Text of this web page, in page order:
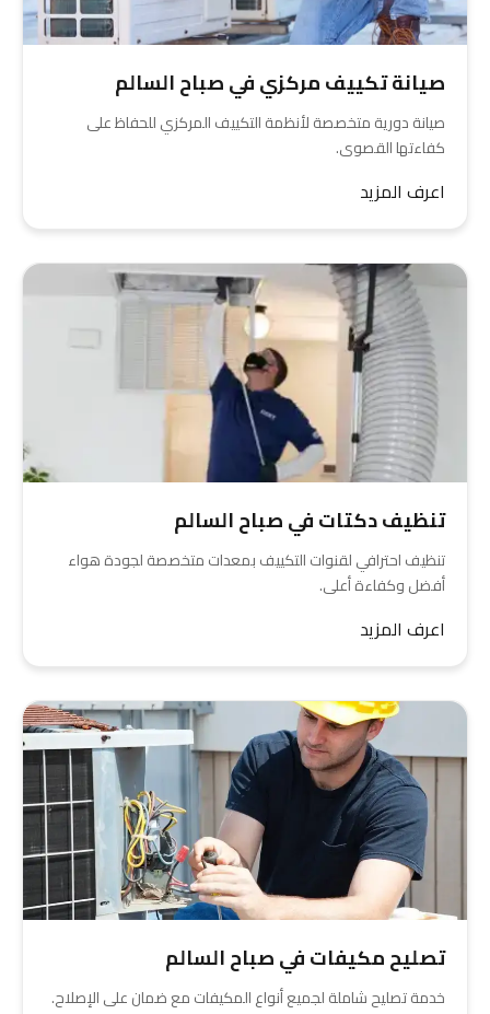
صيانة تكييف مركزي في صباح السالم
صيانة دورية متخصصة لأنظمة التكييف المركزي للحفاظ على
كفاءتها القصوى.
اعرف المزيد
تنظيف دكتات في صباح السالم
تنظيف احترافي لقنوات التكييف بمعدات متخصصة لجودة هواء
أفضل وكفاءة أعلى.
اعرف المزيد
تصليح مكيفات في صباح السالم
خدمة تصليح شاملة لجميع أنواع المكيفات مع ضمان على الإصلاح.